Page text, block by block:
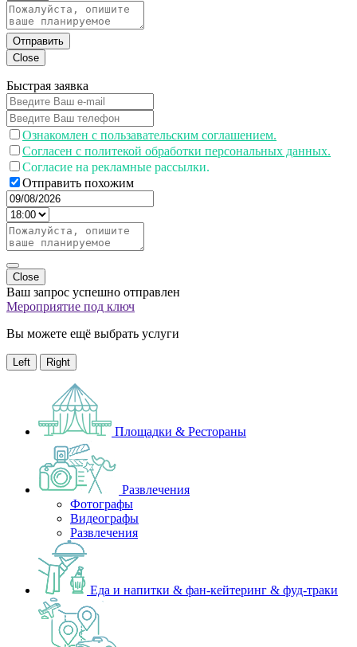
Отправить
Close
Быстрая заявка
Ознакомлен с пользавательским соглашением.
Согласен с политекой обработки персональных данных.
Согласие на рекламные рассылки.
Отправить похожим
Close
Ваш запрос успешно отправлен
Мероприятие под ключ
Вы можете ещё выбрать услуги
Left Right
Площадки & Рестораны
Развлечения
Фотографы
Видеографы
Развлечения
Еда и напитки & фан-кейтеринг & фуд-траки